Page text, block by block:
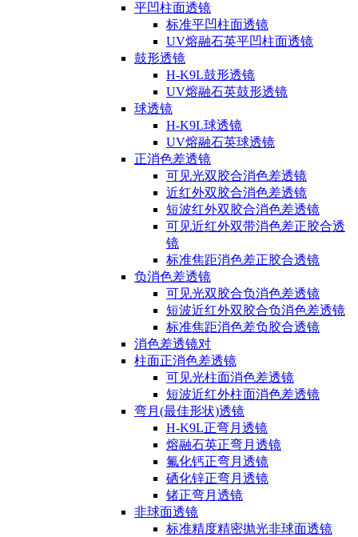
平凹柱面透镜
标准平凹柱面透镜
UV熔融石英平凹柱面透镜
鼓形透镜
H-K9L鼓形透镜
UV熔融石英鼓形透镜
球透镜
H-K9L球透镜
UV熔融石英球透镜
正消色差透镜
可见光双胶合消色差透镜
近红外双胶合消色差透镜
短波红外双胶合消色差透镜
可见近红外双带消色差正胶合透
镜
标准焦距消色差正胶合透镜
负消色差透镜
可见光双胶合负消色差透镜
短波近红外双胶合负消色差透镜
标准焦距消色差负胶合透镜
消色差透镜对
柱面正消色差透镜
可见光柱面消色差透镜
短波近红外柱面消色差透镜
弯月(最佳形状)透镜
H-K9L正弯月透镜
熔融石英正弯月透镜
氟化钙正弯月透镜
硒化锌正弯月透镜
锗正弯月透镜
非球面透镜
标准精度精密抛光非球面透镜